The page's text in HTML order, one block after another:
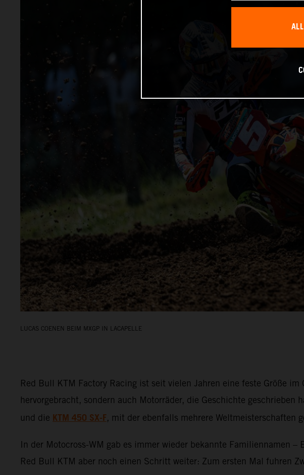
LUCAS COENEN BEIM MXGP IN LACAPELLE
Red Bull KTM Factory Racing ist seit vielen Jahren eine feste Größe
hervorgebracht, sondern auch Motorräder, die Geschichte geschrieben
und die KTM 450 SX-F, mit der ebenfalls mehrere Weltmeisterschaften
In der Motocross-WM gab es immer wieder bekannte Familiennamen
Red Bull KTM aber noch einen Schritt weiter: Zum ersten Mal fuhren